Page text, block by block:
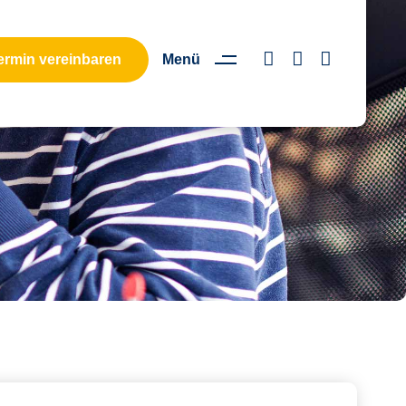
vereinbaren Menü